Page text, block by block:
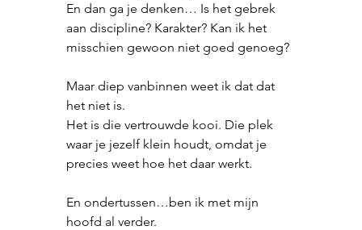
En dan ga je denken… Is het gebrek
aan discipline? Karakter? Kan ik het
misschien gewoon niet goed genoeg?
Maar diep vanbinnen weet ik dat dat
het niet is.
Het is die vertrouwde kooi. Die plek
waar je jezelf klein houdt, omdat je
precies weet hoe het daar werkt.
En ondertussen…ben ik met mijn
hoofd al verder.